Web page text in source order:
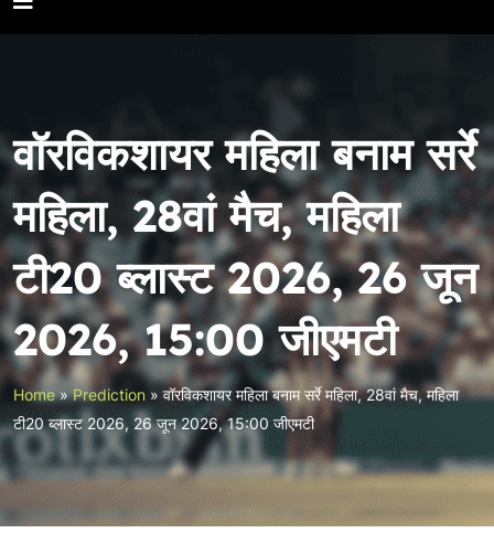
वॉरविकशायर महिला बनाम सर्रे
महिला, 28वां मैच, महिला
टी20 ब्लास्ट 2026, 26 जून
2026, 15:00 जीएमटी
Home»Prediction »वॉरविकशायर महिला बनाम सर्रे महिला, 28वां मैच, महिला
टी20 ब्लास्ट 2026, 26 जून 2026, 15:00 जीएमटी